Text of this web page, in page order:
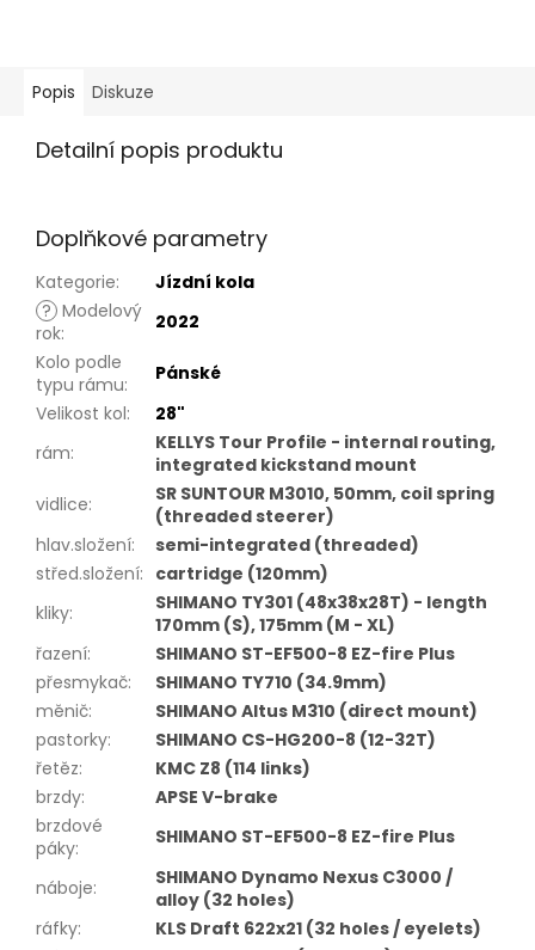
Popis Diskuze
Detailní popis produktu
Doplňkové parametry
Kategorie:
Jízdní kola
? Modelový
rok:
2022
Kolo podle
typu rámu:
Pánské
Velikost kol:
28"
rám:
KELLYS Tour Profile - internal routing,
integrated kickstand mount
vidlice:
SR SUNTOUR M3010, 50mm, coil spring
(threaded steerer)
hlav.složení:
semi-integrated (threaded)
střed.složení: cartridge (120mm)
kliky:
SHIMANO TY301 (48x38x28T) - length
170mm (S), 175mm (M - XL)
řazení:
SHIMANO ST-EF500-8 EZ-fire Plus
přesmykač:
SHIMANO TY710 (34.9mm)
měnič:
SHIMANO Altus M310 (direct mount)
pastorky:
SHIMANO CS-HG200-8 (12-32T)
řetěz:
KMC Z8 (114 links)
brzdy:
APSE V-brake
brzdové
páky: SHIMANO ST-EF500-8 EZ-fire Plus
náboje:
SHIMANO Dynamo Nexus C3000 /
alloy (32 holes)
ráfky:
KLS Draft 622x21 (32 holes / eyelets)